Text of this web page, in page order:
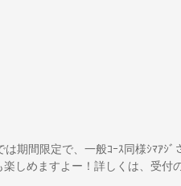
期間限定で、一般ｺｰｽ同様ｼﾏｱｼﾞ
楽しめますよー！詳しくは、受付